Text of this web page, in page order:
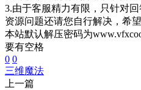
3.由于客服精力有限，只针对
资源问题还请您自行解决，希望
本站默认解压密码为
要有空格
0 0
三维魔法
上一篇